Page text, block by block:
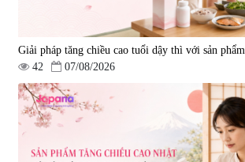
Giải pháp tăng chiều cao tuổi dậy thì với sản
42
07/08/2026